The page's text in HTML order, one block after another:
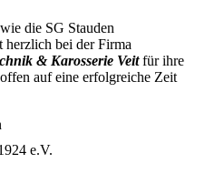
die SG Stauden
herzlich bei der Firma
& Karosserie Veitfür ihre
auf eine erfolgreiche Zeit
e.V.